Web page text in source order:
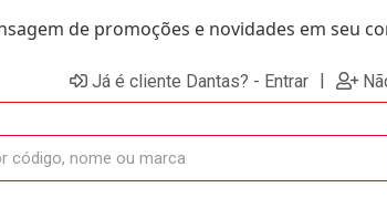
de promoções e novidades em seu
Já é cliente Dantas? - Entrar |